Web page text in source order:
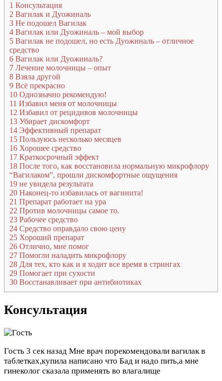
1 Консультация
2 Вагилак и Дуожиналь
3 Не подошел Вагилак
4 Вагилак или Дуожиналь – мой выбор
5 Вагилак не подошел, но есть Дуожиналь – отличное
средство
6 Вагилак или Дуожиналь?
7 Лечение молочницы – опыт
8 Взяла другой
9 Всё прекрасно
10 Однозначно рекомендую!
11 Избавил меня от молочницы
12 Избавил от рецидивов молочницы
13 Убирает дискомфорт
14 Эффективный препарат
15 Пользуюсь несколько месяцев
16 Хорошее средство
17 Краткосрочный эффект
18 После того, как восстановила нормальную микрофлору
“Вагилаком”, прошли дискомфортные ощущения
19 не увидела результата
20 Наконец-то избавилась от вагинита!
21 Препарат работает на ура
22 Против молочницы самое то.
23 Рабочее средство
24 Средство оправдало свою цену
25 Хороший препарат
26 Отлично, мне помог
27 Помогли наладить микрофлору
28 Для тех, кто как и я ходит все время в стрингах
29 Помогает при сухости
30 Восстанавливает при антибиотиках
Консультация
Гость 3 сек назад Мне врач порекомендовали вагилак в
таблетках,купила написано что Бад и надо пить,а мне
гинеколог сказала применять во влагалище